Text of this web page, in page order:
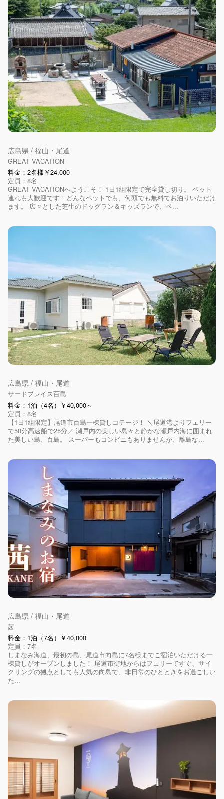
広島県 / 福山・尾道
GREAT VACATION
料金：2名様￥24,000
定員：8名
GREAT VACATIONへようこそ！ 1日1組限定で完全貸し切り。 ペット
連れも大歓迎です！どんなペットでも、何頭でも無料でお泊りいただけ
ます。 広々とした芝生のドッグラン＆キッズランで、ペ...
広島県 / 福山・尾道
サードプレイス百島
料金：1泊（4名）￥40,000～
定員：8名
【1日1組限定】尾道市百島一棟貸しコテージ！ ＼尾道港よりフェリー
で50分高速船で25分／ 瀬戸内の美しい島々と静かな瀬戸内海に囲まれ
た美しい島、百島。 スーパーもコンビニもありませんが、離島な...
広島県 / 福山・尾道
茜
料金：1泊（7名）￥40,000
定員：7名
しまなみ海道、最初の島、尾道市向島に7名様までご宿泊いただける一
棟貸しがオープンしました！ 尾道市街地からはフェリーですぐ、サイ
クリングの拠点としても人気の向島で、非日常のひとときをお過ごしい
た...